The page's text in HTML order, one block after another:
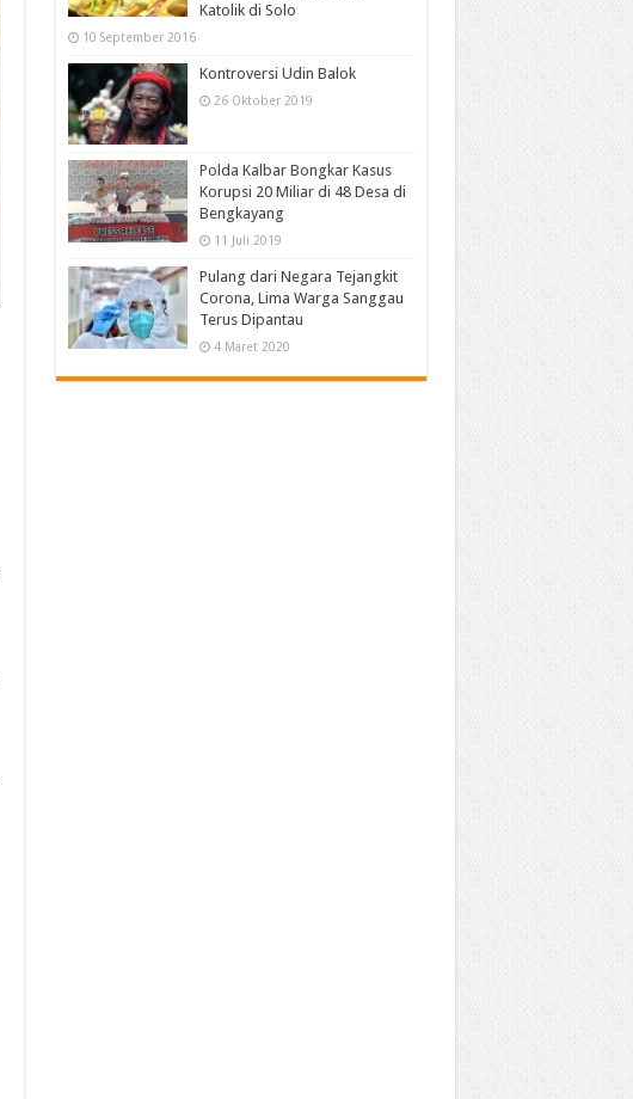
Katolik di Solo
10 September 2016
Kontroversi Udin Balok
26 Oktober 2019
Polda Kalbar Bongkar Kasus
Korupsi 20 Miliar di 48 Desa di
Bengkayang
11 Juli 2019
Pulang dari Negara Tejangkit
Corona, Lima Warga Sanggau
Terus Dipantau
4 Maret 2020